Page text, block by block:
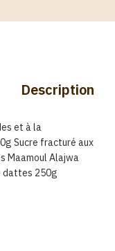
Description
et à la
Sucre fracturé aux
Maamoul Alajwa
dattes 250g